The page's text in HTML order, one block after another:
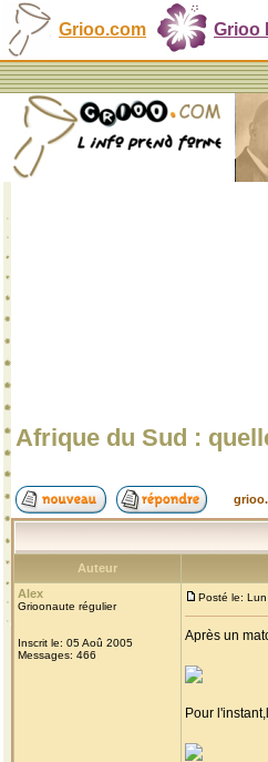
Grioo.com Grioo
Afrique du Sud :
Auteur
Alex
Grioonaute régulier
Inscrit le: 05 Aoû 2005
Messages: 466
Posté le:
Après un
Pour